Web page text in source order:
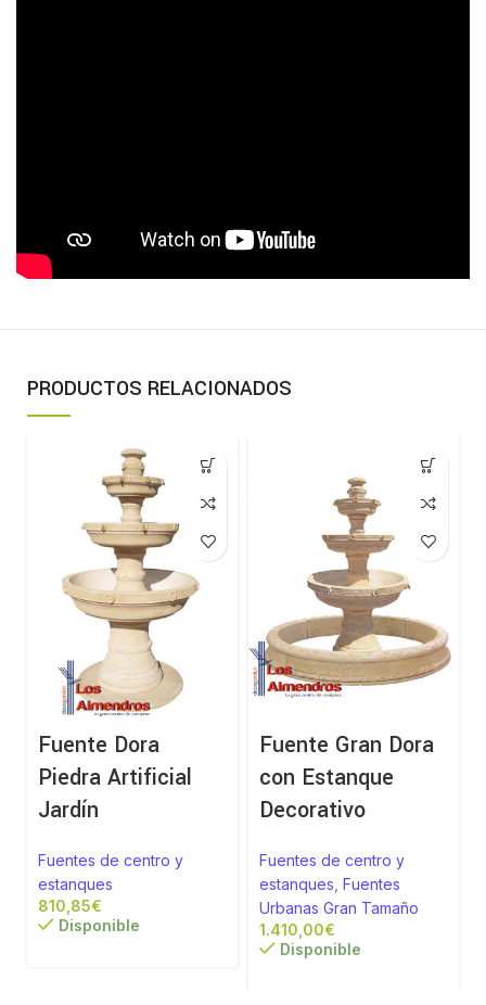
PRODUCTOS RELACIONADOS
Fuente Dora
Piedra Artificial
Jardín
Fuentes de centro y
estanques
€
Disponible
Fuente Gran Dora
con Estanque
Decorativo
Fuentes de centro y
estanques Fuentes
Urbanas Gran Tamaño
€
Disponible